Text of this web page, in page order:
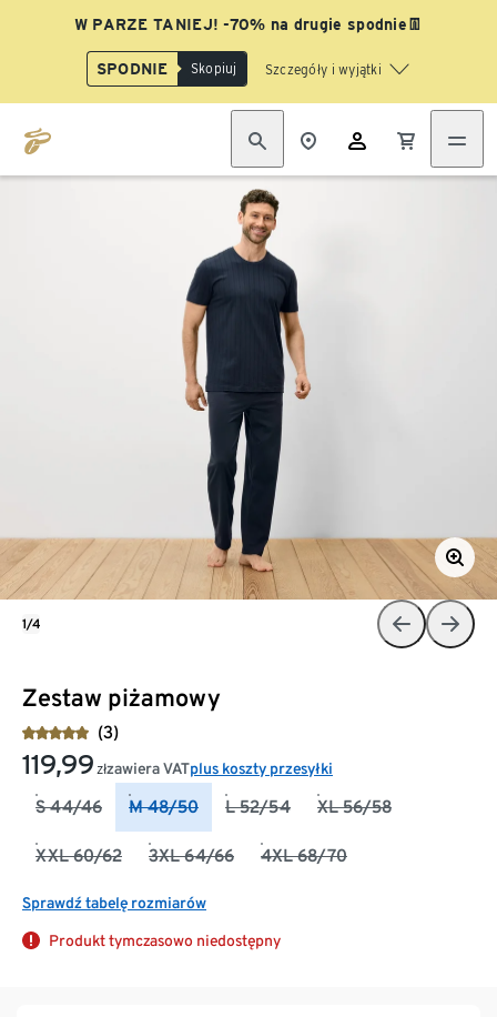
W PARZE TANIEJ! -70% na drugie spodnie👖
SPODNIE Skopiuj Szczegóły i wyjątki
Zestaw piżamowy
(3)
119,99 złzawiera VATplus koszty przesyłki
S 44/46 M 48/50 L 52/54 XL 56/58
XXL 60/62 3XL 64/66 4XL 68/70
Sprawdź tabelę rozmiarów
Produkt tymczasowo niedostępny
1/4